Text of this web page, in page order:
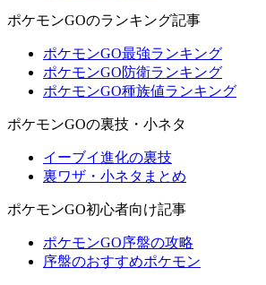
ポケモンGOのランキング記事
ポケモンGO最強ランキング
ポケモンGO防衛ランキング
ポケモンGO種族値ランキング
ポケモンGOの裏技・小ネタ
イーブイ進化の裏技
裏ワザ・小ネタまとめ
ポケモンGO初心者向け記事
ポケモンGO序盤の攻略
序盤のおすすめポケモン